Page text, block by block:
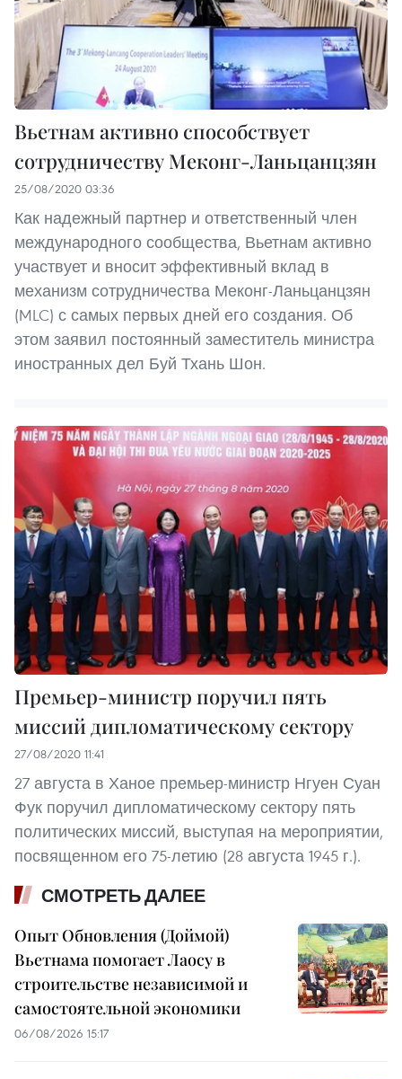
Вьетнам активно способствует
сотрудничеству Меконг-Ланьцанцзян
25/08/2020 03:36
Как надежный партнер и ответственный член
международного сообщества, Вьетнам активно
участвует и вносит эффективный вклад в
механизм сотрудничества Меконг-Ланьцанцзян
(MLC) с самых первых дней его создания. Об
этом заявил постоянный заместитель министра
иностранных дел Буй Тхань Шон.
Премьер-министр поручил пять
миссий дипломатическому сектору
27/08/2020 11:41
27 августа в Ханое премьер-министр Нгуен Суан
Фук поручил дипломатическому сектору пять
политических миссий, выступая на мероприятии,
посвященном его 75-летию (28 августа 1945 г.).
СМОТРЕТЬ ДАЛЕЕ
Опыт Обновления (Доймой)
Вьетнама помогает Лаосу в
строительстве независимой и
самостоятельной экономики
06/08/2026 15:17